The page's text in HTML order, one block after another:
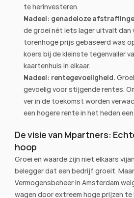
te herinvesteren.
Nadeel: genadeloze
de groei nét iets lager uitvalt dan
torenhoge prijs gebaseerd was
koers bij de kleinste tegenvaller
kaartenhuis in elkaar.
Nadeel: rentegevoeligheid.
gevoelig voor stijgende rentes.
ver in de toekomst worden
een hogere rente in het heden
De visie van Mpartners:
hoop
Groei en waarde zijn niet elkaars
belegger dat een bedrijf groeit.
Vermogensbeheer in Amsterdam
wagen door extreem hoge prijzen